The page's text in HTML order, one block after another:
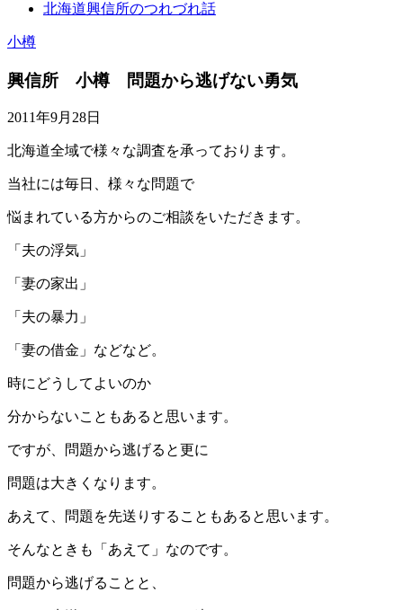
北海道興信所のつれづれ話
小樽
興信所 小樽 問題から逃げない勇気
2011年9月28日
北海道全域で様々な調査を承っております。
当社には毎日、様々な問題で
悩まれている方からのご相談をいただきます。
「夫の浮気」
「妻の家出」
「夫の暴力」
「妻の借金」などなど。
時にどうしてよいのか
分からないこともあると思います。
ですが、問題から逃げると更に
問題は大きくなります。
あえて、問題を先送りすることもあると思います。
そんなときも「あえて」なのです。
問題から逃げることと、